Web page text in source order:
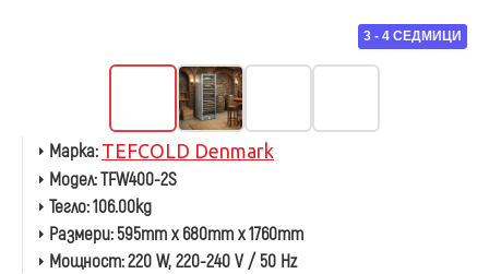
3 - 4 СЕДМИЦИ
Марка: TEFCOLD Denmark
Модел:TFW400-2S
Тегло:106.00kg
Размери:595mm x 680mm x 1760mm
Мощност:220 W, 220-240 V / 50 Hz